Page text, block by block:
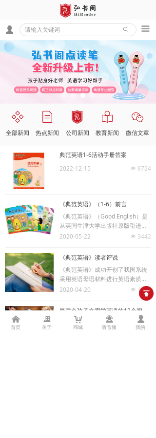
ꄙ 끀
넙
典范英语1-6活动手册答案
넶 8724
2022-12-15
《典范英语》（1-6）前言
《典范英语》（Good English）是
从英国牛津大学出版社原版引进的
一套闻名英国、享誉世界的英语母
넶 3442
2020-05-22
《典范英语》读者评说
《典范英语》成功开创了我国系统
采用英语母语材料进行英语素质教
育的先河，自2008年问世以来，好
评如潮，畅销不衰，深受广大英语
教师、学生和家长的喜爱，成为我
国基础英语素质教育的标杆教材，
有力推动了我国基础英语素质教育
넶 1698
2020-04-20
寒假又又又延长了，还不能出门！
让孩子天天闷在家里，而家长却捧
全部新闻 公司新闻 教育新闻
热点新闻 微信文章
낀
首页
끉
关于
낙
商城
끤
听音频
넙
我的